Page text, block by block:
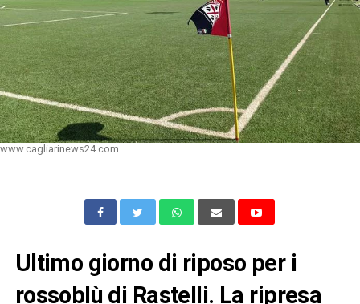
www.cagliarinews24.com
Ultimo giorno di riposo per i
rossoblù di Rastelli. La ripresa